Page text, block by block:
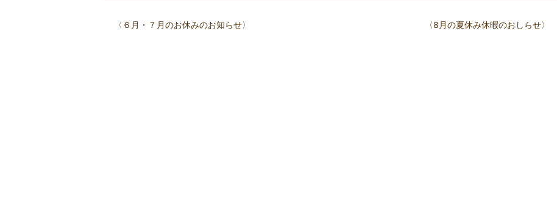
〈６月・７月のお休みのお知らせ〉 〈8月の夏休み休暇のおしらせ〉